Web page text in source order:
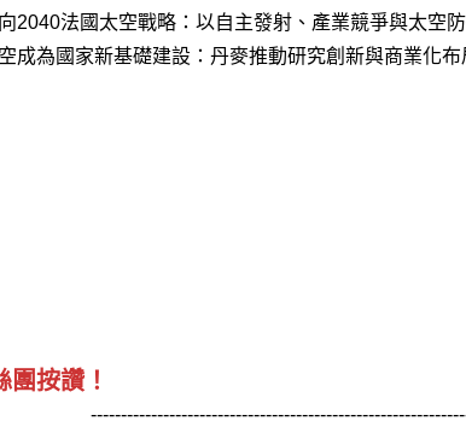
2040法國太空戰略：以自主發射、產業競爭與太空
成為國家新基礎建設：丹麥推動研究創新與商業化布
團按讚！